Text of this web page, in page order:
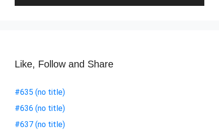
Like, Follow and Share
#635 (no title)
#636 (no title)
#637 (no title)